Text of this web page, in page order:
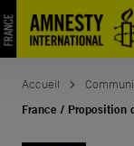
Aller
au
contenu
Accueil
France / Proposition